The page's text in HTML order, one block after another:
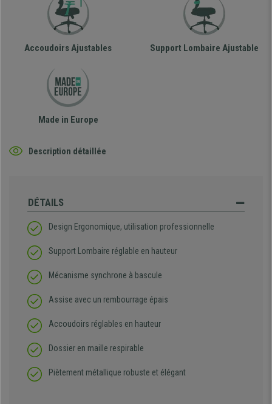
Accoudoirs Ajustables Support Lombaire Ajustable
Made in Europe
Description détaillée
DÉTAILS
Design Ergonomique, utilisation professionnelle
Support Lombaire réglable en hauteur
Mécanisme synchrone à bascule
Assise avec un rembourrage épais
Accoudoirs réglables en hauteur
Dossier en maille respirable
Piètement métallique robuste et élégant